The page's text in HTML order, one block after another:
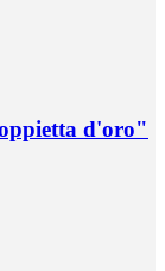
d'oro"